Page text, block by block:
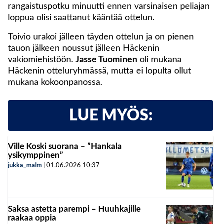
rangaistuspotku minuutti ennen varsinaisen peliajan
loppua olisi saattanut kääntää ottelun.
Toivio urakoi jälleen täyden ottelun ja on pienen
tauon jälkeen noussut jälleen Häckenin
vakiomiehistöön. Jasse Tuominen oli mukana
Häckenin otteluryhmässä, mutta ei lopulta ollut
mukana kokoonpanossa.
LUE MYÖS:
Ville Koski suorana – ”Hankala
ysikymppinen”
jukka_malm 01.06.2026 10:37
Saksa astetta parempi – Huuhkajille
raakaa oppia